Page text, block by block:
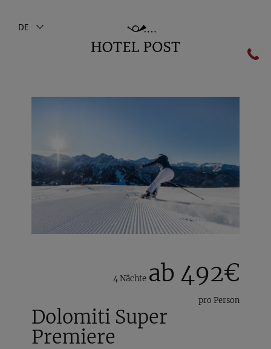
DE
Angebote
Inklusivleistungen
Angeld & Reiserücktritt
4 Nächte ab 492€
pro Person
Dolomiti Super
Premiere